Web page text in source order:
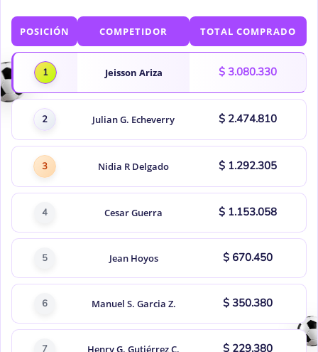
POSICIÓN COMPETIDOR TOTAL COMPRADO
1 Jeisson Ariza $ 3.080.330
2 Julian G. Echeverry $ 2.474.810
3 Nidia R Delgado $ 1.292.305
4 Cesar Guerra $ 1.153.058
5 Jean Hoyos $ 670.450
6 Manuel S. Garcia Z. $ 350.380
7 Henry G. Gutiérrez C. $ 229.380